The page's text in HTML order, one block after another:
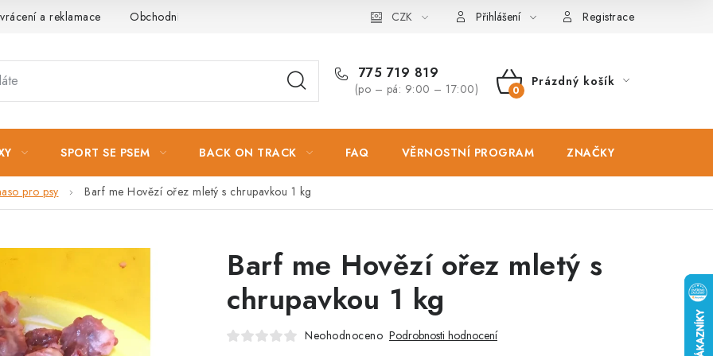
a reklamace Obchodní podmínky Podmínky ochrany osobních údajů Zásady použivání souboru cookies
CZK Přihlášení Registrace
775 719 819
(po – pá: 9:00 – 17:00)
NÁKUPNÍ
Prázdný košík
SPORT SE PSEM BACK ON TRACK FAQ VĚRNOSTNÍ PROGRAM ZNAČKY
pro psy Barf me Hovězí ořez mletý s chrupavkou 1 kg
Barf me Hovězí ořez mletý s
chrupavkou 1 kg
Neohodnoceno Podrobnosti hodnocení